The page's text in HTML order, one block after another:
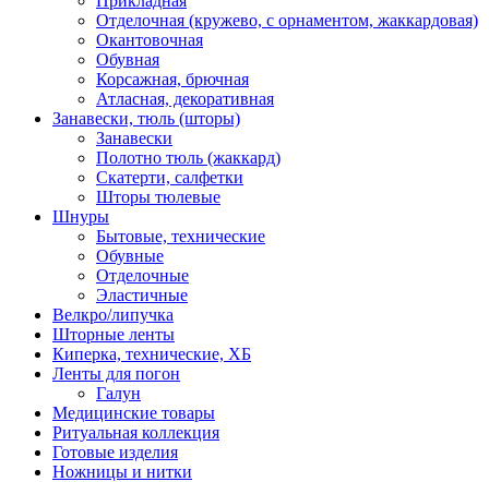
Отделочная (кружево, с орнаментом, жаккардовая)
Окантовочная
Обувная
Корсажная, брючная
Атласная, декоративная
Занавески, тюль (шторы)
Занавески
Полотно тюль (жаккард)
Скатерти, салфетки
Шторы тюлевые
Шнуры
Бытовые, технические
Обувные
Отделочные
Эластичные
Велкро/липучка
Шторные ленты
Киперка, технические, ХБ
Ленты для погон
Галун
Медицинские товары
Ритуальная коллекция
Готовые изделия
Ножницы и нитки